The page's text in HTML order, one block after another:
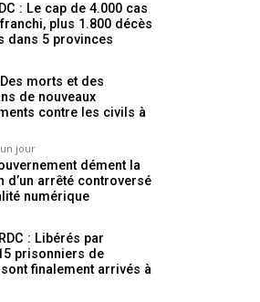
: Le cap de 4.000 cas
plus 1.800 décès
dans 5 provinces
morts et des
de nouveaux
contre les civils à
jour
dément la
d’un arrêté controversé
numérique
: Libérés par
prisonniers de
sont finalement arrivés à